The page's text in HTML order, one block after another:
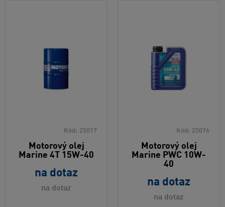
Kód: 25017
Motorový olej
Marine 4T 15W-40
na dotaz
na dotaz
Kód: 25076
Motorový olej
Marine PWC 10W-
40
na dotaz
na dotaz